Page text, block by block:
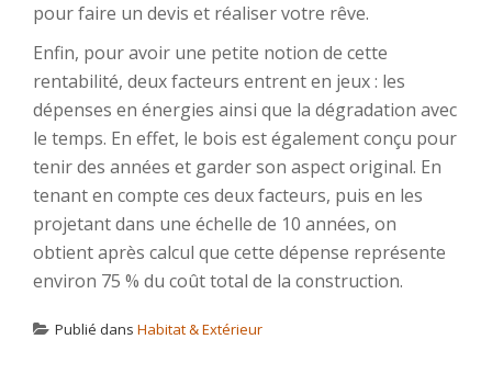
pour faire un devis et réaliser votre rêve.
Enfin, pour avoir une petite notion de cette
rentabilité, deux facteurs entrent en jeux : les
dépenses en énergies ainsi que la dégradation avec
le temps. En effet, le bois est également conçu pour
tenir des années et garder son aspect original. En
tenant en compte ces deux facteurs, puis en les
projetant dans une échelle de 10 années, on
obtient après calcul que cette dépense représente
environ 75 % du coût total de la construction.
Publié dans Habitat & Extérieur